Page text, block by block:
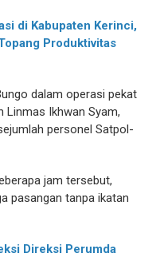
di Kabupaten Kerinci,
Produktivitas
dalam operasi pekat
Linmas Ikhwan Syam,
personel Satpol-
jam tersebut,
pasangan tanpa ikatan
Direksi Perumda